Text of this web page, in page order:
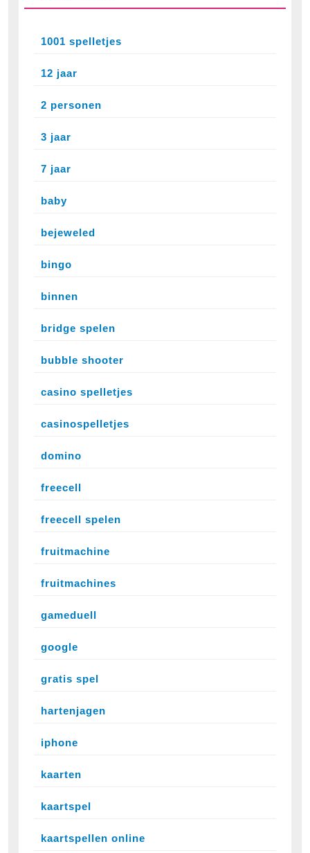
1001 spelletjes
12 jaar
2 personen
3 jaar
7 jaar
baby
bejeweled
bingo
binnen
bridge spelen
bubble shooter
casino spelletjes
casinospelletjes
domino
freecell
freecell spelen
fruitmachine
fruitmachines
gameduell
google
gratis spel
hartenjagen
iphone
kaarten
kaartspel
kaartspellen online